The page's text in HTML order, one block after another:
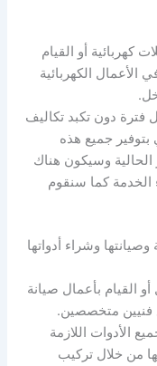
كهربائية أو القيام
الأعمال الكهربائية
فترة دون تكبد تكاليف
جميع هذه
وسيكون هناك
الخدمة كما سنقوم
وشراء أدواتها
القيام بأعمال صيانة
فنيين متخصصين.
الأدوات اللازمة
من خلال تركيب